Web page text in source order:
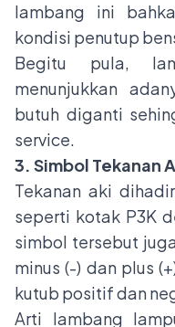
lambang ini
kondisi penutup
Begitu pula,
menunjukkan
butuh diganti
service.
3. Simbol Tekanan
Tekanan aki
seperti kotak P3K
simbol tersebut
minus (-) dan plus
kutub positif dan
Arti lambang